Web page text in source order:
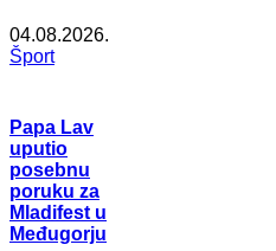
04.08.2026.
Šport
Papa Lav
uputio
posebnu
poruku za
Mladifest u
Međugorju